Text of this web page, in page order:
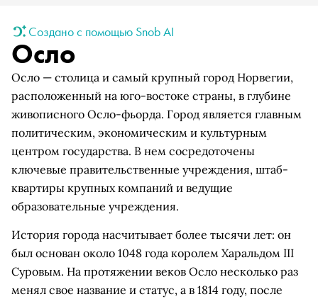
Создано с помощью Snob AI
Осло
Осло — столица и самый крупный город Норвегии,
расположенный на юго-востоке страны, в глубине
живописного Осло-фьорда. Город является главным
политическим, экономическим и культурным
центром государства. В нем сосредоточены
ключевые правительственные учреждения, штаб-
квартиры крупных компаний и ведущие
образовательные учреждения.
История города насчитывает более тысячи лет: он
был основан около 1048 года королем Харальдом III
Суровым. На протяжении веков Осло несколько раз
менял свое название и статус, а в 1814 году, после